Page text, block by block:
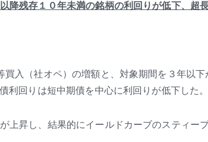
降残存１０年未満の銘柄の利回りが低下、超
買入（社オペ）の増額と、対象期間を３年以
利回りは短中期債を中心に利回りが低下した。
上昇し、結果的にイールドカーブのスティー